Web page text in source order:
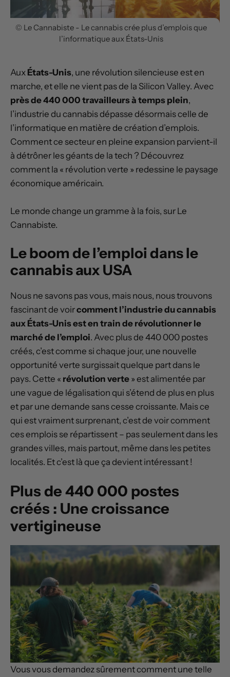
© Le Cannabiste - Le cannabis crée plus d’emplois que
l’informatique aux États-Unis
Aux États-Unis, une révolution silencieuse est en
marche, et elle ne vient pas de la Silicon Valley. Avec
près de 440 000 travailleurs à temps plein,
l’industrie du cannabis dépasse désormais celle de
l’informatique en matière de création d’emplois.
Comment ce secteur en pleine expansion parvient-il
à détrôner les géants de la tech ? Découvrez
comment la « révolution verte » redessine le paysage
économique américain.
Le monde change un gramme à la fois, sur Le
Cannabiste.
Le boom de l’emploi dans le
cannabis aux USA
Nous ne savons pas vous, mais nous, nous trouvons
fascinant de voircomment l’industrie du cannabis
aux États-Unis est en train de révolutionner le
marché de l’emploi. Avec plus de 440 000 postes
créés, c’est comme si chaque jour, une nouvelle
opportunité verte surgissait quelque part dans le
pays. Cette « révolution verte » est alimentée par
une vague de légalisation qui s’étend de plus en plus
et par une demande sans cesse croissante. Mais ce
qui est vraiment surprenant, c’est de voir comment
ces emplois se répartissent – pas seulement dans les
grandes villes, mais partout, même dans les petites
localités. Et c’est là que ça devient intéressant !
Plus de 440 000 postes
créés : Une croissance
vertigineuse
Vous vous demandez sûrement comment une telle